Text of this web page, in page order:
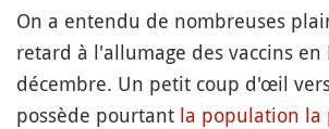
On a entendu de nombreuses
retard à l'allumage des vaccins en
décembre. Un petit coup d'œil
possède pourtant la population la